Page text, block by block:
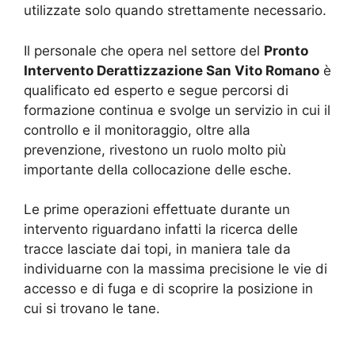
utilizzate solo quando strettamente necessario.
Il personale che opera nel settore del Pronto
Intervento Derattizzazione San Vito Romano è
qualificato ed esperto e segue percorsi di
formazione continua e svolge un servizio in cui il
controllo e il monitoraggio, oltre alla
prevenzione, rivestono un ruolo molto più
importante della collocazione delle esche.
Le prime operazioni effettuate durante un
intervento riguardano infatti la ricerca delle
tracce lasciate dai topi, in maniera tale da
individuarne con la massima precisione le vie di
accesso e di fuga e di scoprire la posizione in
cui si trovano le tane.